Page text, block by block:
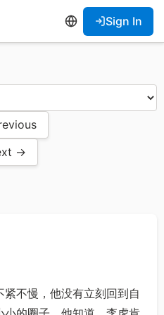
Sign In
→
不慢，他没有立刻回到自